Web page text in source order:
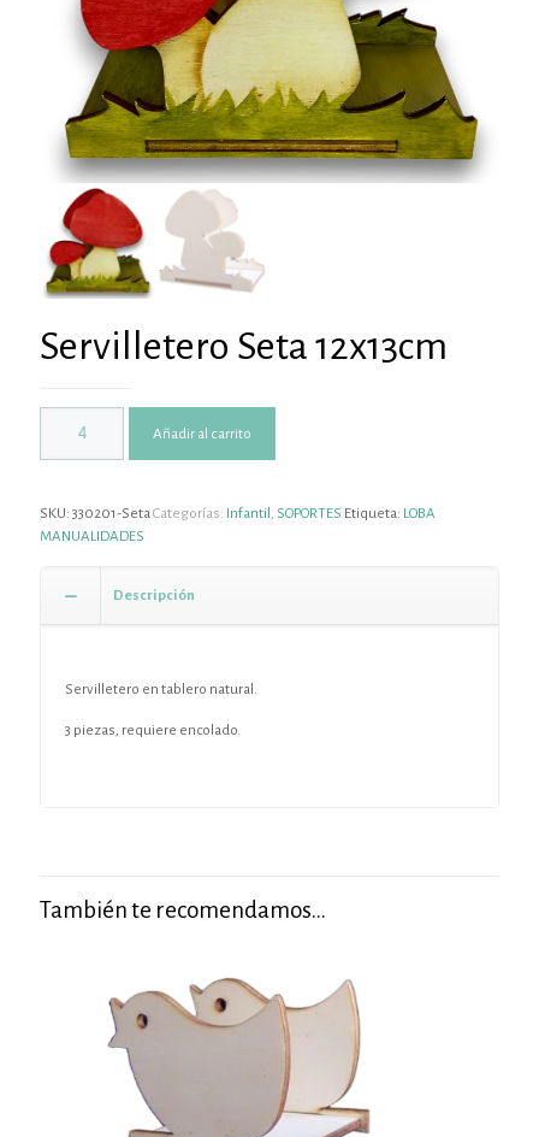
Servilletero Seta 12x13cm
Añadir al carrito
SKU: 330201-Seta Categorías: Infantil SOPORTES Etiqueta: LOBA
MANUALIDADES
Descripción
Servilletero en tablero natural.
3 piezas, requiere encolado.
También te recomendamos…